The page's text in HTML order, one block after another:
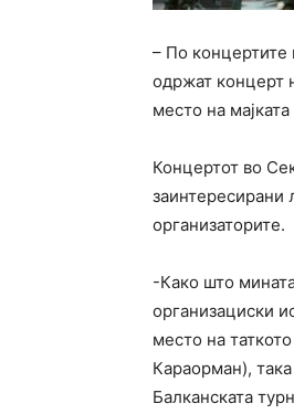
– По концертите
одржат концерт
место на
Концертот во
организаторите.
-Како што
организациски
место на
Караорман), така
Балканската